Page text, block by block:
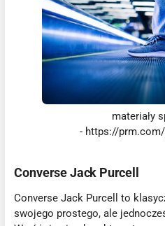
materiały
- https://
Converse Jack Purcell
Converse Jack Purcell to
swojego prostego, ale